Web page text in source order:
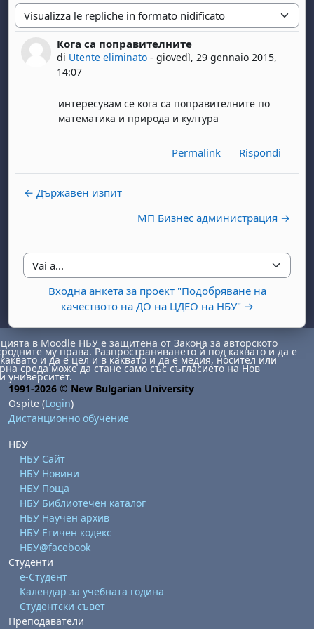
Modalità visualizzazione
Кога са поправителните
di Utente eliminato- giovedì, 29 gennaio 2015,
14:07
Numero di risposte: 0
интересувам се кога са поправителните по
математика и природа и култура
Permalink Rispondi
← Държавен изпит
МП Бизнес администрация →
Vai a...
Входна анкета за проект "Подобряване на
качеството на ДО на ЦДЕО на НБУ" →
1 agosto
domenica 2 agosto
7 agosto
8 agosto
domenica 9 agosto
14 agosto
15 agosto
domenica 16 agosto
21 agosto
22 agosto
domenica 23 agosto
28 agosto
29 agosto
domenica 30 agosto
в Moodle НБУ е защитена от Закона за авторското
му права. Разпространяването й под каквато и да е
и да е цел и в каквато и да е медия, носител или
среда може да стане само със съгласието на Нов
университет.
1991-2026 © New Bulgarian University
Ospite (Login)
Дистанционно обучение
НБУ
НБУ Сайт
НБУ Новини
НБУ Поща
НБУ Библиотечен каталог
НБУ Научен архив
НБУ Етичен кодекс
НБУ@facebook
Студенти
е-Студент
Календар за учебната година
Студентски съвет
Преподаватели